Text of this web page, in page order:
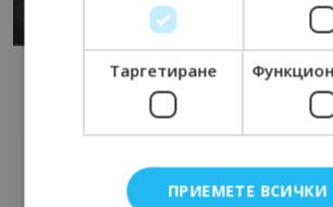
Таргетиране
ПРИЕМЕТЕ ВСИЧКИ